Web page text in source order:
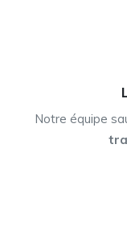
Notre équipe